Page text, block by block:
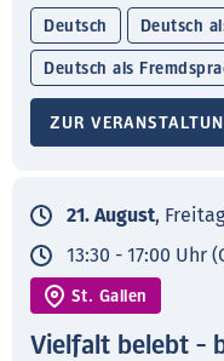
Deutsch Deutsch
Deutsch als
ZUR
21. August, Freitag
13:30 - 17:00 Uhr
St. Gallen
Vielfalt belebt -